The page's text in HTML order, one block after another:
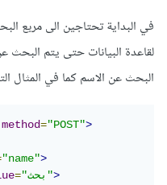
في البداية تحتاجين الى مربع
لقاعدة البيانات حتى يتم البحث
البحث عن الاسم كما في المثال
method="POST">
"name">
= "بحث">